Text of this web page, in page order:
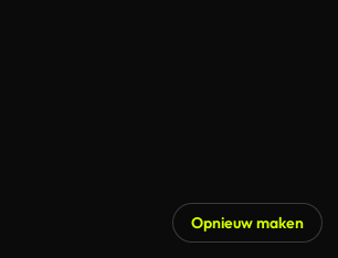
Opnieuw maken